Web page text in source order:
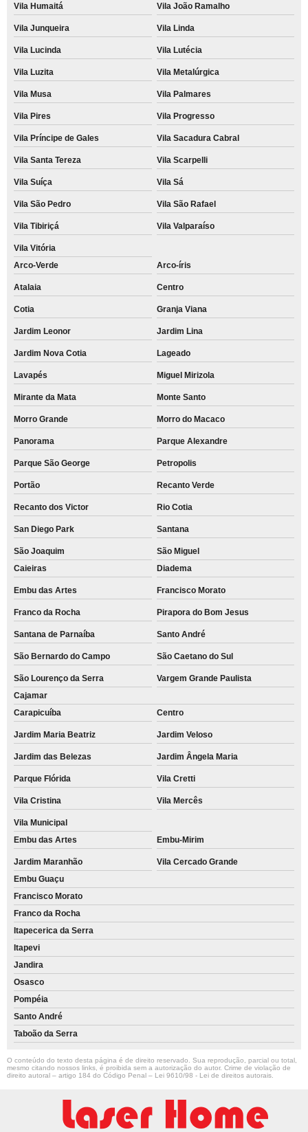
Vila Humaitá Vila João Ramalho
Vila Junqueira Vila Linda
Vila Lucinda Vila Lutécia
Vila Luzita Vila Metalúrgica
Vila Musa Vila Palmares
Vila Pires Vila Progresso
Vila Príncipe de Gales Vila Sacadura Cabral
Vila Santa Tereza Vila Scarpelli
Vila Suíça Vila Sá
Vila São Pedro Vila São Rafael
Vila Tibiriçá Vila Valparaíso
Vila Vitória
Arco-Verde
Arco-íris
Atalaia Centro
Cotia Granja Viana
Jardim Leonor Jardim Lina
Jardim Nova Cotia Lageado
Lavapés Miguel Mirizola
Mirante da Mata Monte Santo
Morro Grande Morro do Macaco
Panorama Parque Alexandre
Parque São George Petropolis
Portão Recanto Verde
Recanto dos Victor Rio Cotia
San Diego Park Santana
São Joaquim
São Miguel
Caieiras
Diadema
Embu das Artes Francisco Morato
Franco da Rocha Pirapora do Bom Jesus
Santana de Parnaíba Santo André
São Bernardo do Campo São Caetano do Sul
São Lourenço da Serra
Vargem Grande Paulista
Cajamar
Carapicuíba
Centro
Jardim Maria Beatriz Jardim Veloso
Jardim das Belezas Jardim Ângela Maria
Parque Flórida Vila Cretti
Vila Cristina Vila Mercês
Vila Municipal
Embu das Artes
Embu-Mirim
Jardim Maranhão
Vila Cercado Grande
Embu Guaçu
Francisco Morato
Franco da Rocha
Itapecerica da Serra
Itapevi
Jandira
Osasco
Pompéia
Santo André
Taboão da Serra
O conteúdo do texto desta página é de direito reservado. Sua reprodução, parcial ou total,
mesmo citando nossos links, é proibida sem a autorização do autor. Crime de violação de
direito autoral – artigo 184 do Código Penal – Lei 9610/98 - Lei de direitos autorais